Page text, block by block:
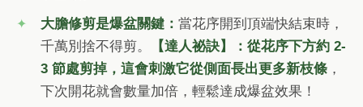
大膽修剪是爆盆關鍵：當花序開到頂端快結束時，
千萬別捨不得剪。
【達人祕訣】：從花序下方約 2-
3 節處剪掉，這會刺激它從側面長出更多新枝條 ，
下次開花就會數量加倍，輕鬆達成爆盆效果！